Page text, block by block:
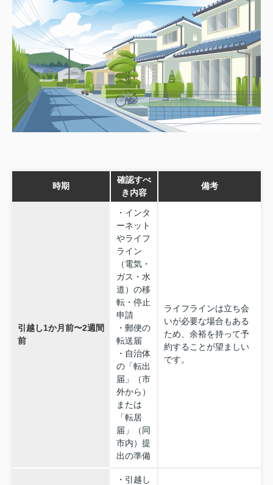
時期
確認すべ
き内容
備考
引越し1か月前〜2週間
前
・インタ
ーネット
やライフ
ライン
（電気・
ガス・水
道）の移
転・停止
申請
・郵便の
転送届
・自治体
の「転出
届」（市
外から）
または
「転居
届」（同
市内）提
出の準備
ライフラインは立ち会
いが必要な場合もある
ため、余裕を持って予
約することが望ましい
です。
・引越し